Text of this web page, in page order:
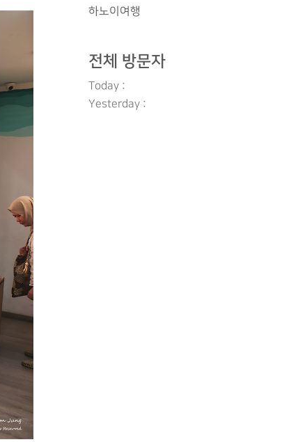
하노이여행
전체 방문자
Today :
Yesterday :